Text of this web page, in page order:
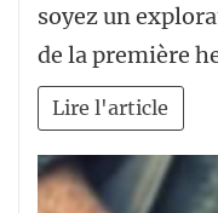
soyez un
de la première
Lire l'article